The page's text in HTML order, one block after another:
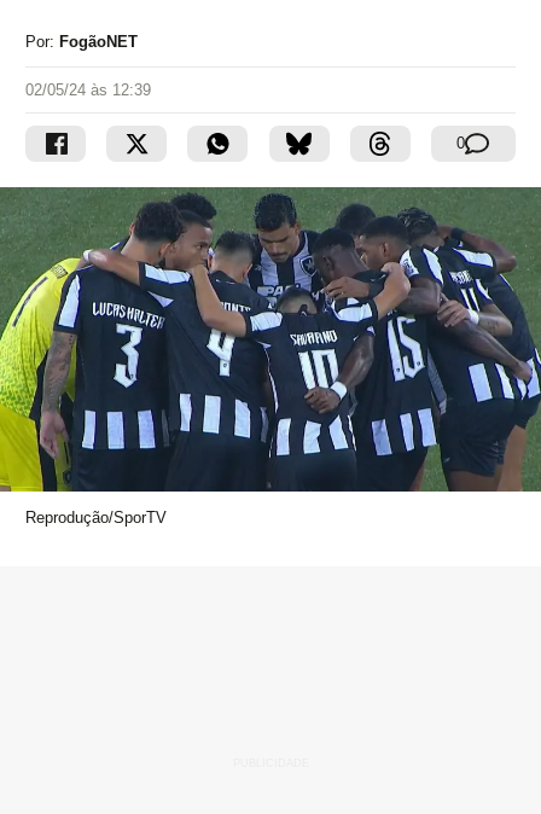
Por: FogãoNET
02/05/24 às 12:39
0
Reprodução/SporTV